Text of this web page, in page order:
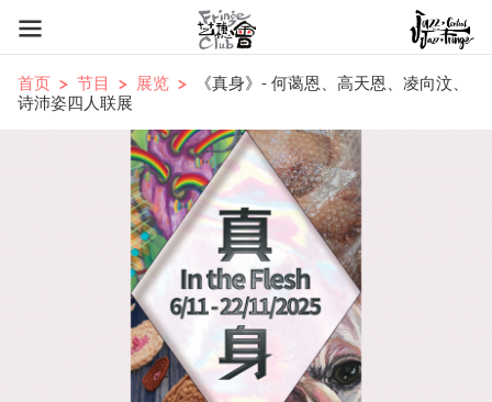
首页 节目 展览
《真身》- 何蔼恩、高天恩、凌向汶、
诗沛姿四人联展